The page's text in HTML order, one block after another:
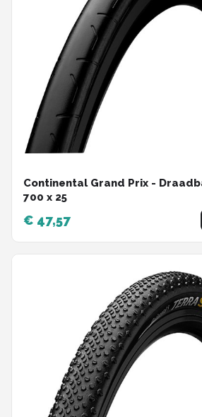
Continental Grand Prix -
700 x 25
€ 47,57